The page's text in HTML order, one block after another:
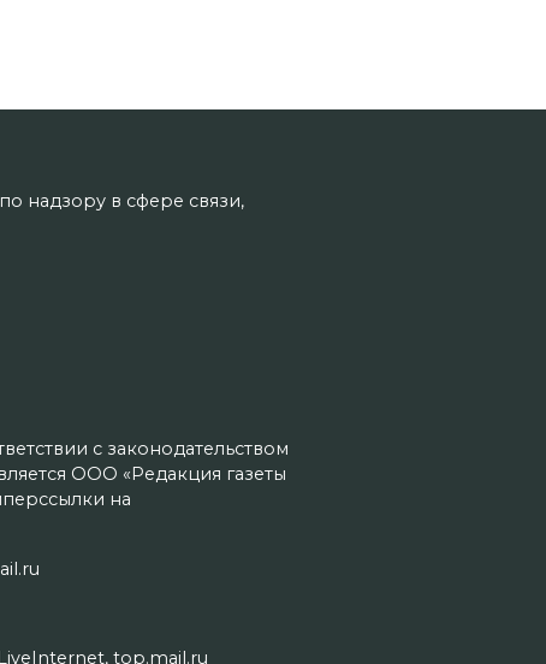
надзору в сфере связи,
с законодательством
ООО «Редакция газеты
на
top.mail.ru